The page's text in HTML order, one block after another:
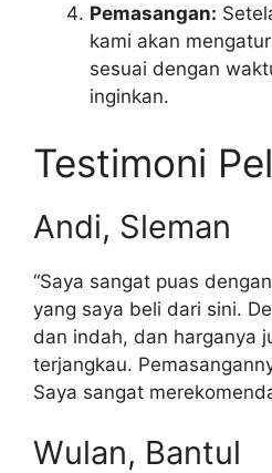
Pemasangan:
kami akan
sesuai dengan
inginkan.
Testimoni
Andi, Sleman
“Saya sangat puas
yang saya beli dari sini.
dan indah, dan harganya
terjangkau.
Saya sangat
Wulan, Bantul